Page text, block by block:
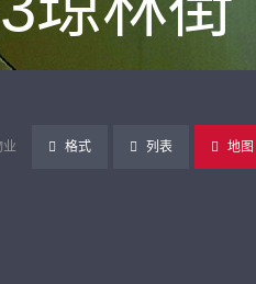
业 格式 列表 地图